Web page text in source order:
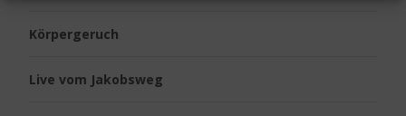
Körpergeruch
Live vom Jakobsweg